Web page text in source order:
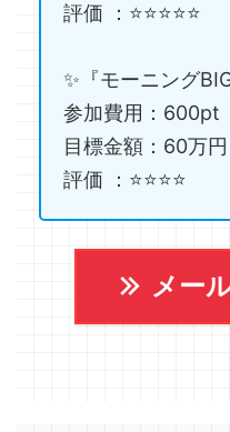
評価 ：⭐️⭐️⭐️⭐️⭐️
✨『モーニングBIG
参加費用：600pt
目標金額：60万円
評価 ：⭐️⭐️⭐️⭐️
メー